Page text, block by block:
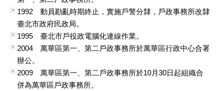
1992 動員勘亂時期終止，實施戶警分隸，戶政事務所改隸
臺北市政府民政局。
1995 臺北市戶役政電腦化連線作業。
2004 萬華區第一、第二戶政事務所於萬華區行政中心合署
辦公。
2009 萬華區第一、第二戶政事務所於10月30日起組織合
併為萬華區戶政事務所。